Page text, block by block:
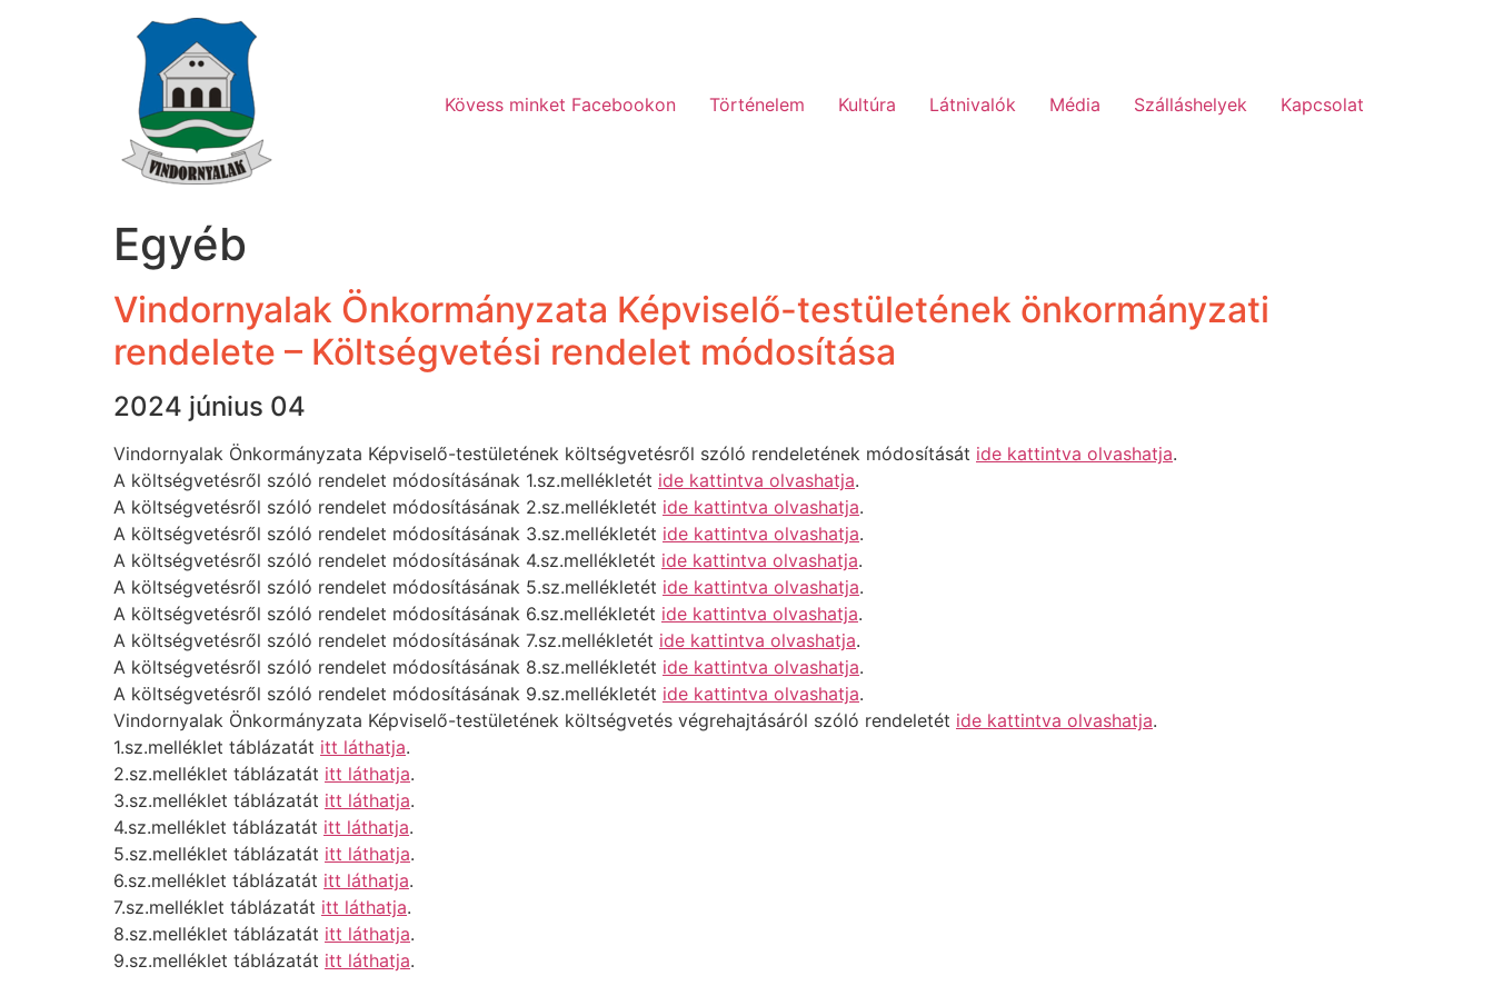
Kövess minket Facebookon
Történelem Kultúra Látnivalók Média Szálláshelyek Kapcsolat
Egyéb
Vindornyalak Önkormányzata Képviselő-testületének önkormányzati
rendelete – Költségvetési rendelet módosítása
2024 június 04
Vindornyalak Önkormányzata Képviselő-testületének költségvetésről szóló rendeletének módosítását ide kattintva olvashatja.
A költségvetésről szóló rendelet módosításának 1.sz.mellékletét ide kattintva olvashatja.
A költségvetésről szóló rendelet módosításának 2.sz.mellékletét ide kattintva olvashatja.
A költségvetésről szóló rendelet módosításának 3.sz.mellékletét ide kattintva olvashatja.
A költségvetésről szóló rendelet módosításának 4.sz.mellékletét ide kattintva olvashatja.
A költségvetésről szóló rendelet módosításának 5.sz.mellékletét ide kattintva olvashatja.
A költségvetésről szóló rendelet módosításának 6.sz.mellékletét ide kattintva olvashatja.
A költségvetésről szóló rendelet módosításának 7.sz.mellékletét ide kattintva olvashatja.
A költségvetésről szóló rendelet módosításának 8.sz.mellékletét ide kattintva olvashatja.
A költségvetésről szóló rendelet módosításának 9.sz.mellékletét ide kattintva olvashatja.
Vindornyalak Önkormányzata Képviselő-testületének költségvetés végrehajtásáról szóló rendeletét ide kattintva olvashatja.
1.sz.melléklet táblázatát itt láthatja.
2.sz.melléklet táblázatát itt láthatja.
3.sz.melléklet táblázatát itt láthatja.
4.sz.melléklet táblázatát itt láthatja.
5.sz.melléklet táblázatát itt láthatja.
6.sz.melléklet táblázatát itt láthatja.
7.sz.melléklet táblázatát itt láthatja.
8.sz.melléklet táblázatát itt láthatja.
9.sz.melléklet táblázatát itt láthatja.